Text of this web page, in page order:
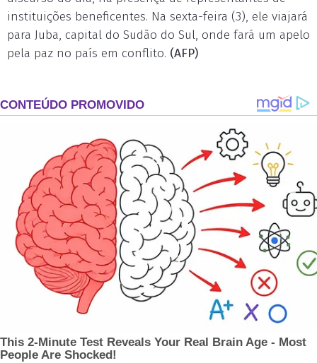
instituições beneficentes. Na sexta-feira (3), ele viajará
para Juba, capital do Sudão do Sul, onde fará um apelo
pela paz no país em conflito. (AFP)